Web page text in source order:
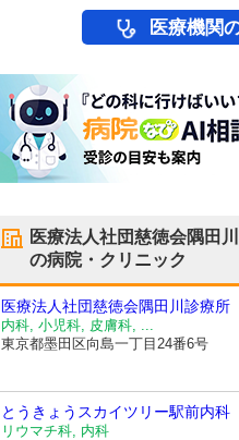
医療機関
医療法人社団慈徳会隅田
の病院・クリニック
医療法人社団慈徳会隅田川診療所
内科, 小児科, 皮膚科, ...
東京都墨田区向島一丁目24番6号
とうきょうスカイツリー駅前内科
リウマチ科, 内科